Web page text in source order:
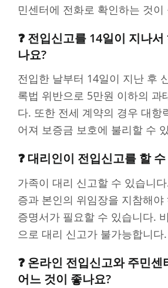
민센터에 전화로 확인하는 것이
❓ 전입신고를 14일이 지나
나요?
전입한 날부터 14일이 지난 후
록법 위반으로 5만원 이하의 과
다. 또한 전세 계약의 경우 대항
어져 보증금 보호에 불리할 수
❓ 대리인이 전입신고를 할
가족이 대리 신고할 수 있습니
증과 본인의 위임장을 지참해야
증명서가 필요할 수 있습니다.
으로 대리 신고가 불가능합니다.
❓ 온라인 전입신고와 주민
어느 것이 좋나요?